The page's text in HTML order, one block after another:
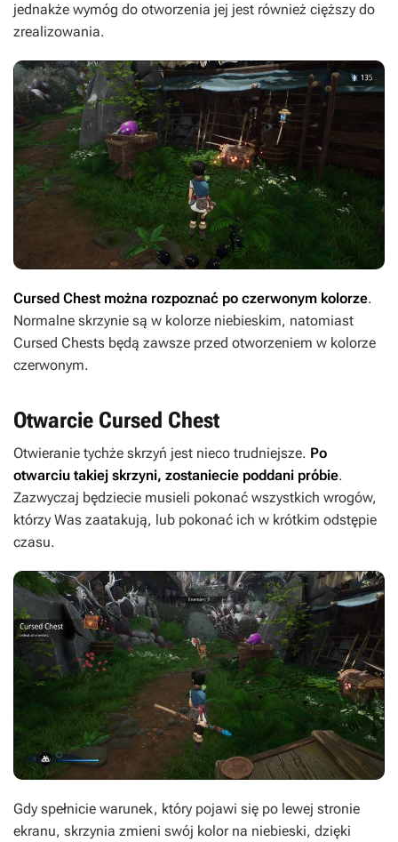
jednakże wymóg do otworzenia jej jest również cięższy do
zrealizowania.
Cursed Chest można rozpoznać po czerwonym kolorze.
Normalne skrzynie są w kolorze niebieskim, natomiast
Cursed Chests będą zawsze przed otworzeniem w kolorze
czerwonym.
Otwarcie Cursed Chest
Otwieranie tychże skrzyń jest nieco trudniejsze. Po
otwarciu takiej skrzyni, zostaniecie poddani próbie.
Zazwyczaj będziecie musieli pokonać wszystkich wrogów,
którzy Was zaatakują, lub pokonać ich w krótkim odstępie
czasu.
Gdy spełnicie warunek, który pojawi się po lewej stronie
ekranu, skrzynia zmieni swój kolor na niebieski, dzięki